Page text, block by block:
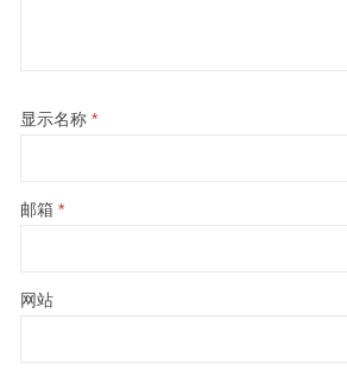
显示名称 *
邮箱 *
网站